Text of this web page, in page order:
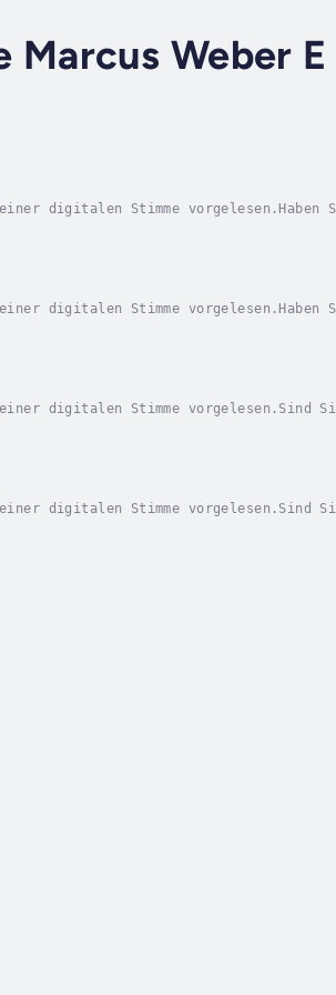
Marcus Weber E
digitalen Stimme
digitalen Stimme vorgelesen.Haben
digitalen Stimme vorgelesen.Sind
einer digitalen Stimme vorgelesen.Sind